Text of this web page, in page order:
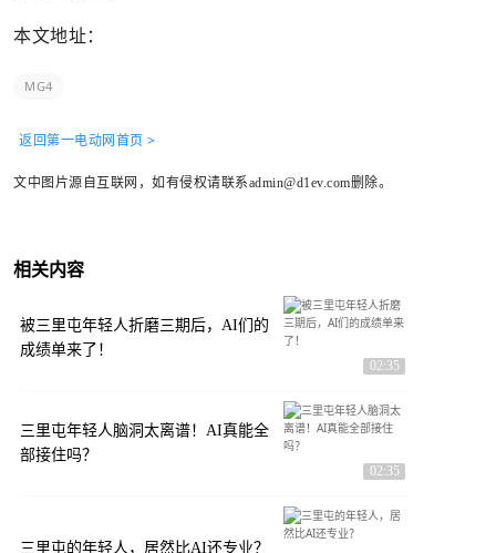
本文地址：
MG4
返回第一电动网首页 >
文中图片源自互联网，如有侵权请联系admin@d1ev.com删除。
相关内容
被三里屯年轻人折磨三期后，AI们的
成绩单来了！
02:35
三里屯年轻人脑洞太离谱！AI真能全
部接住吗？
02:35
三里屯的年轻人，居然比AI还专业？